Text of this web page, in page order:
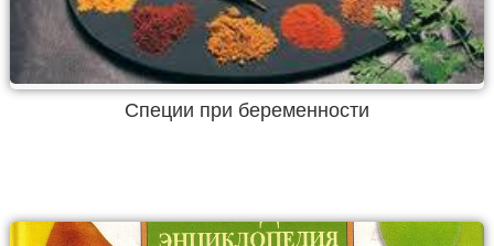
Специи при беременности